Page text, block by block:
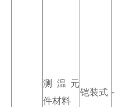
测温元
件材料
铠装式 -